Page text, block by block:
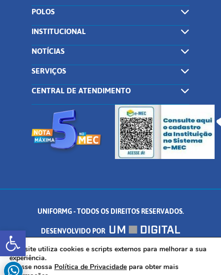
Abrir a barra de ferramentas
POLOS
INSTITUCIONAL
NOTÍCIAS
SERVIÇOS
CENTRAL DE ATENDIMENTO
UNIFORMG - TODOS OS DIREITOS RESERVADOS.
DESENVOLVIDO POR
AV. DR. ARNALDO DE SENNA, 328 - PALMEIRAS, FORMIGA/MG - CEP:
35.574.530
Este site utiliza cookies e scripts externos para melhorar a sua
experiência.
Acesse nossa Política de Privacidade para obter mais